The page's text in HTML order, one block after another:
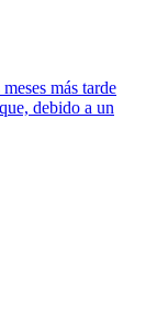
más tarde
debido a un